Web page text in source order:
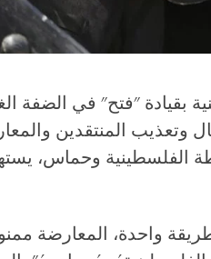
بقيادة "فتح" في
وتعذيب المنتقدين
الفلسطينية وحماس،
واحدة، المعارضة